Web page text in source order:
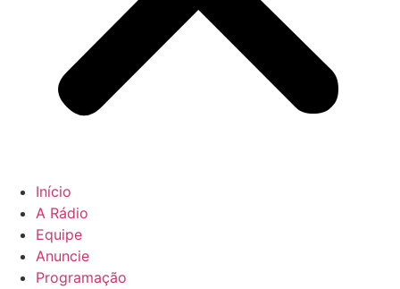
Início
A Rádio
Equipe
Anuncie
Programação